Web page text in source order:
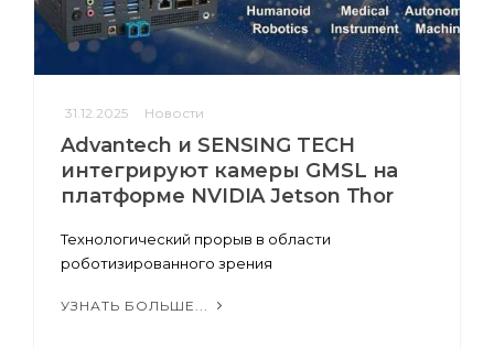
31.12.2025 Новости
Advantech и SENSING TECH
интегрируют камеры GMSL на
платформе NVIDIA Jetson Thor
Технологический прорыв в области
роботизированного зрения
УЗНАТЬ БОЛЬШЕ...